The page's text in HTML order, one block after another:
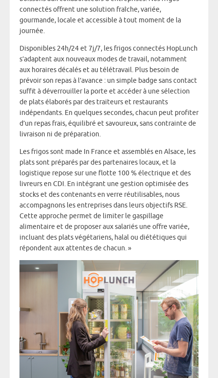
connectés offrent une solution fraîche, variée,
gourmande, locale et accessible à tout moment de la
journée.
Disponibles 24h/24 et 7j/7, les frigos connectés HopLunch
s’adaptent aux nouveaux modes de travail, notamment
aux horaires décalés et au télétravail. Plus besoin de
prévoir son repas à l’avance : un simple badge sans contact
suffit à déverrouiller la porte et accéder à une sélection
de plats élaborés par des traiteurs et restaurants
indépendants. En quelques secondes, chacun peut profiter
d’un repas frais, équilibré et savoureux, sans contrainte de
livraison ni de préparation.
Les frigos sont made In France et assemblés en Alsace, les
plats sont préparés par des partenaires locaux, et la
logistique repose sur une flotte 100 % électrique et des
livreurs en CDI. En intégrant une gestion optimisée des
stocks et des contenants en verre réutilisables, nous
accompagnons les entreprises dans leurs objectifs RSE.
Cette approche permet de limiter le gaspillage
alimentaire et de proposer aux salariés une offre variée,
incluant des plats végétariens, halal ou diététiques qui
répondent aux attentes de chacun. »